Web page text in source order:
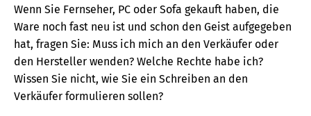
Wenn Sie Fernseher, PC oder Sofa gekauft haben, die
Ware noch fast neu ist und schon den Geist aufgegeben
hat, fragen Sie: Muss ich mich an den Verkäufer oder
den Hersteller wenden? Welche Rechte habe ich?
Wissen Sie nicht, wie Sie ein Schreiben an den
Verkäufer formulieren sollen?